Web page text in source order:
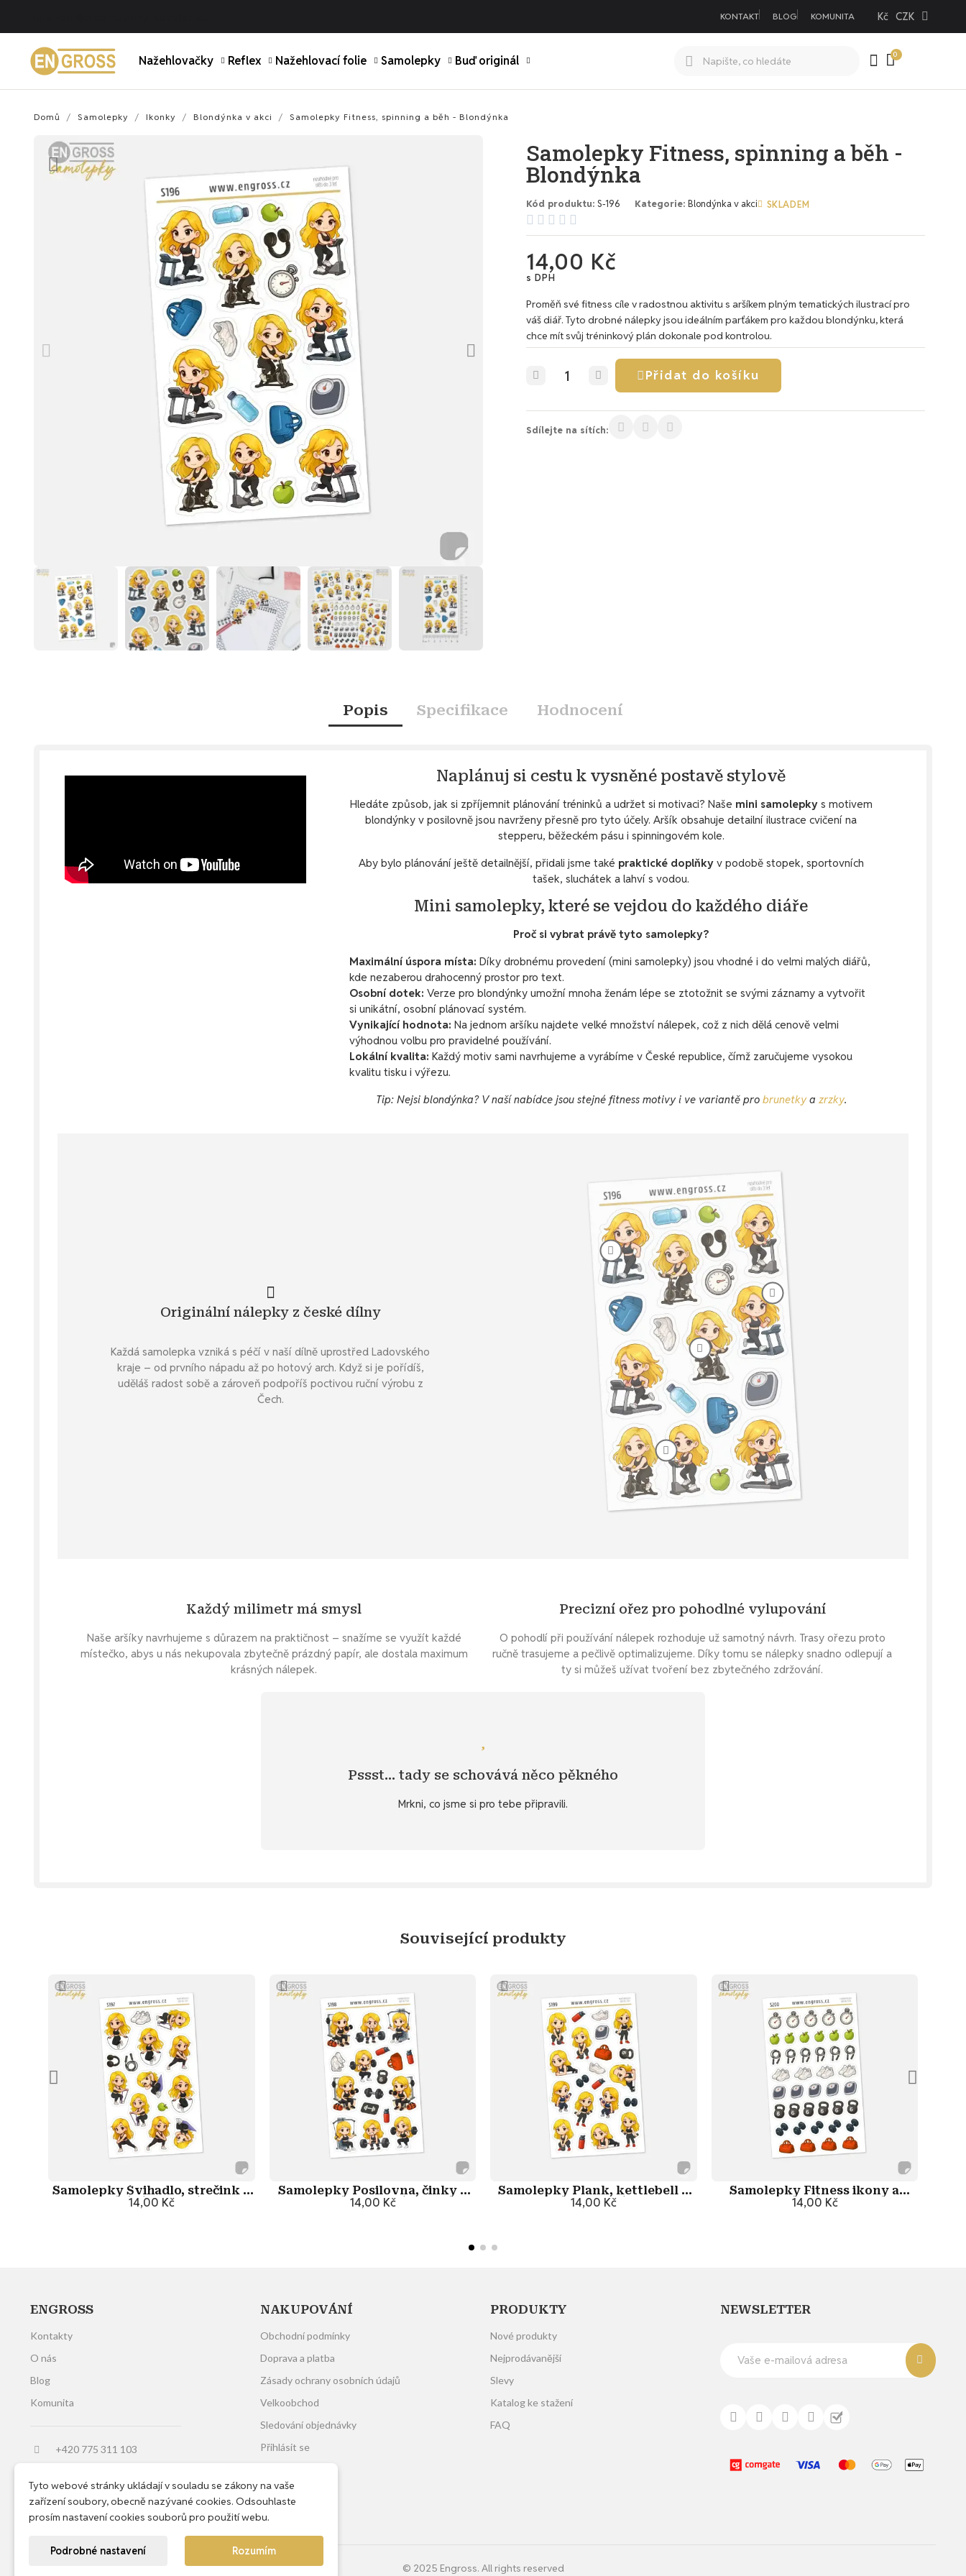
KONTAKT BLOG KOMUNITA Kč CZK
Nažehlovačky Reflex Nažehlovací folie Samolepky Buď originál
Domů Samolepky Ikonky Blondýnka v akci Samolepky Fitness, spinning a běh - Blondýnka
Samolepky Fitness, spinning a běh -
Blondýnka
Kód produktu S-196 Kategorie Blondýnka v akci SKLADEM
    
14,00 Kč
s DPH
Proměň své fitness cíle v radostnou aktivitu s aršíkem plným tematických ilustrací pro
váš diář. Tyto drobné nálepky jsou ideálním parťákem pro každou blondýnku, která
chce mít svůj tréninkový plán dokonale pod kontrolou.
Přidat do košíku
Sdílejte na sítích:
Popis Specifikace Hodnocení
Naplánuj si cestu k vysněné postavě stylově
Hledáte způsob, jak si zpříjemnit plánování tréninků a udržet si motivaci? Naše mini samolepkys motivem
blondýnky v posilovně jsou navrženy přesně pro tyto účely. Aršík obsahuje detailní ilustrace cvičení na
stepperu, běžeckém pásu i spinningovém kole.
Aby bylo plánování ještě detailnější, přidali jsme také praktické doplňkyv podobě stopek, sportovních
tašek, sluchátek a lahví s vodou.
Mini samolepky, které se vejdou do každého diáře
Proč si vybrat právě tyto samolepky?
Maximální úspora místa: Díky drobnému provedení (mini samolepky) jsou vhodné i do velmi malých diářů,
kde nezaberou drahocenný prostor pro text.
Osobní dotek: Verze pro blondýnky umožní mnoha ženám lépe se ztotožnit se svými záznamy a vytvořit
si unikátní, osobní plánovací systém.
Vynikající hodnota: Na jednom aršíku najdete velké množství nálepek, což z nich dělá cenově velmi
výhodnou volbu pro pravidelné používání.
Lokální kvalita: Každý motiv sami navrhujeme a vyrábíme v České republice, čímž zaručujeme vysokou
kvalitu tisku i výřezu.
Tip: Nejsi blondýnka? V naší nabídce jsou stejné fitness motivy i ve variantě pro brunetkya zrzky.
Originální nálepky z české dílny
Každá samolepka vzniká s péčí v naší dílně uprostřed Ladovského
kraje – od prvního nápadu až po hotový arch. Když si je pořídíš,
uděláš radost sobě a zároveň podpoříš poctivou ruční výrobu z
Čech.
Každý milimetr má smysl
Naše aršíky navrhujeme s důrazem na praktičnost – snažíme se využít každé
místečko, abys u nás nekupovala zbytečně prázdný papír, ale dostala maximum
krásných nálepek.
Precizní ořez pro pohodlné vylupování
O pohodlí při používání nálepek rozhoduje už samotný návrh. Trasy ořezu proto
ručně trasujeme a pečlivě optimalizujeme. Díky tomu se nálepky snadno odlepují a
ty si můžeš užívat tvoření bez zbytečného zdržování.
Pssst… tady se schovává něco pěkného
Mrkni, co jsme si pro tebe připravili.
blondýnky v nějaké specifické činnosti nebo póze? Snadná pomoc - zadej si
Související produkty
Samolepky Švihadlo, strečink a
posilování - Blondýnka
14,00 Kč
Přidat do košíku
Samolepky Posilovna, činky a
dřepy - Blondýnka
14,00 Kč
Přidat do košíku
Samolepky Plank, kettlebell a
činky - Blondýnka
14,00 Kč
Přidat do košíku
Samolepky Fitness ikony a
sportovní doplňky
14,00 Kč
Přidat do košíku
ENGROSS
Kontakty
O nás
Blog
Komunita
+420 775 311 103
obchod@engross.cz
NAKUPOVÁNÍ
Obchodní podmínky
Doprava a platba
Zásady ochrany osobních údajů
Velkoobchod
Sledování objednávky
Přihlásit se
Moje oznámení
PRODUKTY
Nové produkty
Nejprodávanější
Slevy
Katalog ke stažení
FAQ
NEWSLETTER
© 2025 Engross. All rights reserved
Tyto webové stránky ukládají v souladu se zákony na vaše
zařízení soubory, obecně nazývané cookies. Odsouhlaste
prosím nastavení cookies souborů pro použití webu.
Podrobné nastavení Rozumím